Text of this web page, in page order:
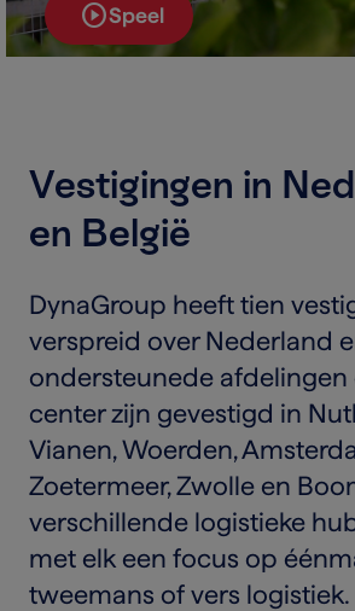
play_circleSpeel
Vestigingen in
en België
DynaGroup heeft tien
verspreid over Nederland
ondersteunede afdelingen
center zijn gevestigd in
Vianen, Woerden,
Zoetermeer, Zwolle en
verschillende logistieke
met elk een focus op
tweemans of vers logistiek.